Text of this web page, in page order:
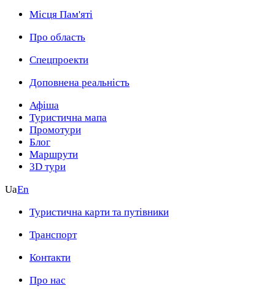
Місця Пам'яті
Про область
Спецпроекти
Доповнена реальність
Афіша
Туристична мапа
Промотури
Блог
Маршрути
3D тури
UaEn
Туристична карти та путівники
Транспорт
Контакти
Про нас